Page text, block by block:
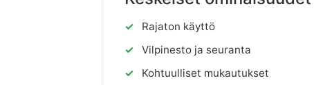
✓
Rajaton käyttö
✓
Vilpinesto ja seuranta
✓
Kohtuulliset mukautukset